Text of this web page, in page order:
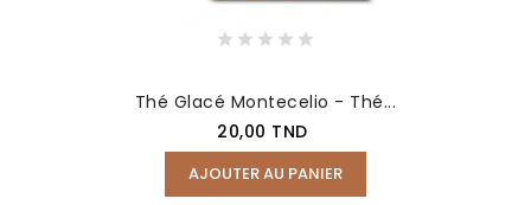
Thé Glacé Montecelio - Thé...
Prix
20,00 TND
AJOUTER AU PANIER